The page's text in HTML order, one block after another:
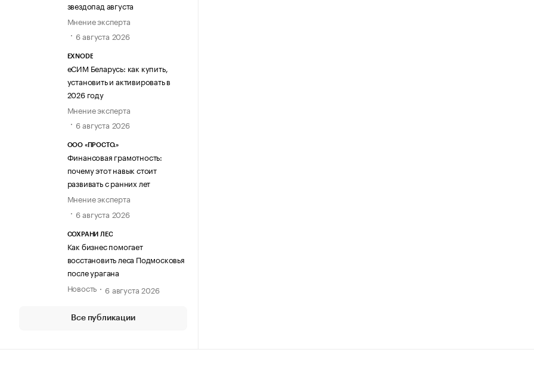
звездопад августа
Мнение эксперта
6 августа 2026
EXNODE
еСИМ Беларусь: как купить,
установить и активировать в
2026 году
Мнение эксперта
6 августа 2026
ООО «ПРОСТО.»
Финансовая грамотность:
почему этот навык стоит
развивать с ранних лет
Мнение эксперта
6 августа 2026
СОХРАНИ ЛЕС
Как бизнес помогает
восстановить леса Подмосковья
после урагана
Новость
6 августа 2026
Все публикации